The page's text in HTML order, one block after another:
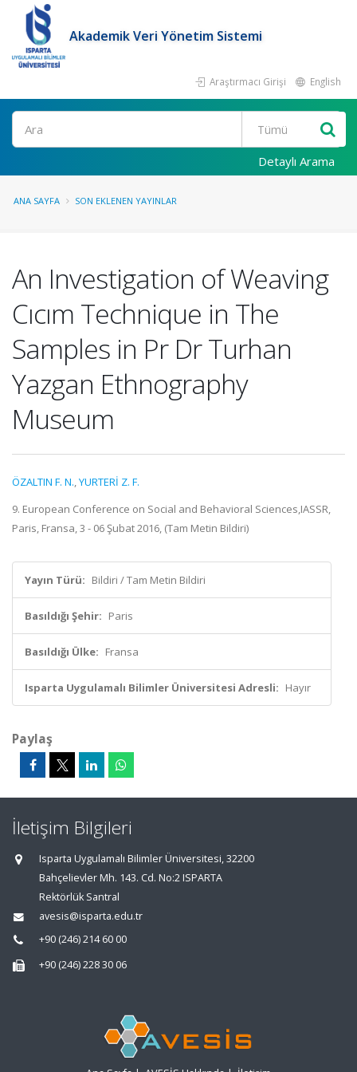
Akademik Veri Yönetim Sistemi
Araştırmacı Girişi English
Ara
Detaylı Arama
ANA SAYFA SON EKLENEN YAYINLAR
An Investigation of Weaving
Cıcım Technique in The
Samples in Pr Dr Turhan
Yazgan Ethnography
Museum
ÖZALTIN F. N.,YURTERİ Z. F.
9. European Conference on Social and Behavioral Sciences,IASSR,
Paris, Fransa, 3 - 06 Şubat 2016, (Tam Metin Bildiri)
Yayın Türü: Bildiri / Tam Metin Bildiri
Basıldığı Şehir: Paris
Basıldığı Ülke: Fransa
Isparta Uygulamalı Bilimler Üniversitesi Adresli: Hayır
Paylaş
İletişim Bilgileri
Isparta Uygulamalı Bilimler Üniversitesi, 32200
Bahçelievler Mh. 143. Cd. No:2 ISPARTA
Rektörlük Santral
avesis@isparta.edu.tr
+90 (246) 214 60 00
+90 (246) 228 30 06